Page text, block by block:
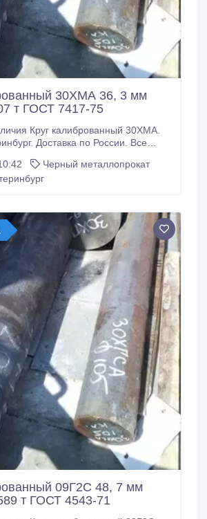
30ХМА 36, 3 мм
т ГОСТ 7417-75
Круг калиброванный 30ХМА.
Доставка по России. Все
36, 3 мм, остаток: 4, 07 тЧерный металлопрокат
09Г2С 48, 7 мм
т ГОСТ 4543-71